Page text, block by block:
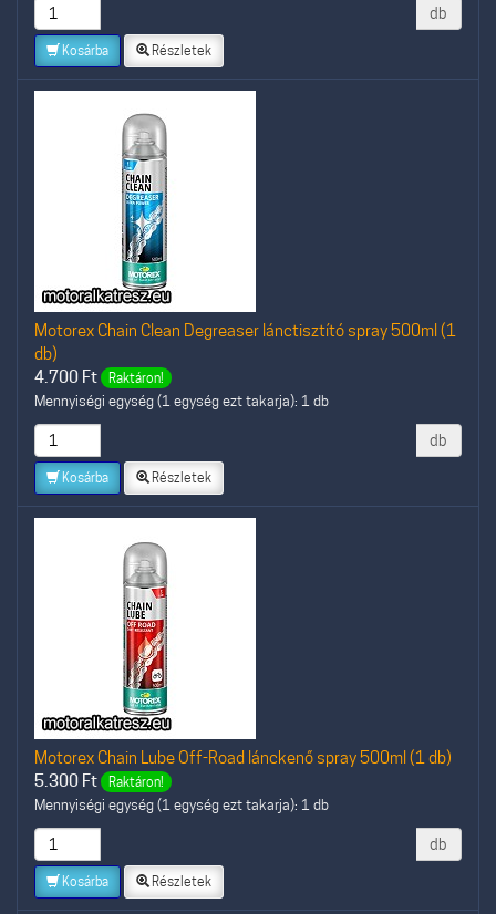
db
Kosárba Részletek
Motorex Chain Clean Degreaser lánctisztító spray 500ml (1
db)
4.700 Ft Raktáron!
Mennyiségi egység (1 egység ezt takarja): 1 db
db
Kosárba Részletek
Motorex Chain Lube Off-Road lánckenő spray 500ml (1 db)
5.300 Ft Raktáron!
Mennyiségi egység (1 egység ezt takarja): 1 db
db
Kosárba Részletek